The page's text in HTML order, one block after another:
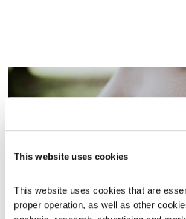
This website uses cookies
This website uses cookies that are
proper operation, as well as other